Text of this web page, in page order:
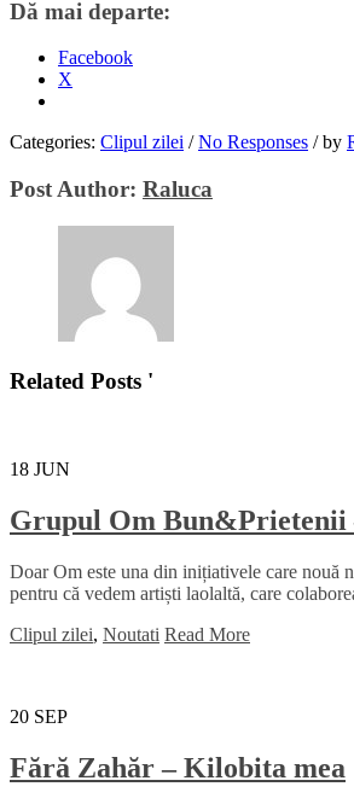
Dă mai departe:
Facebook
X
Categories: Clipul zilei / No Responses /by
Post Author: Raluca
Related Posts '
18 JUN
Grupul Om Bun&Prietenii
Doar Om este una din inițiativele care nouă
pentru că vedem artiști laolaltă, care
Clipul zilei, Noutati Read More
20 SEP
Fără Zahăr – Kilobita mea